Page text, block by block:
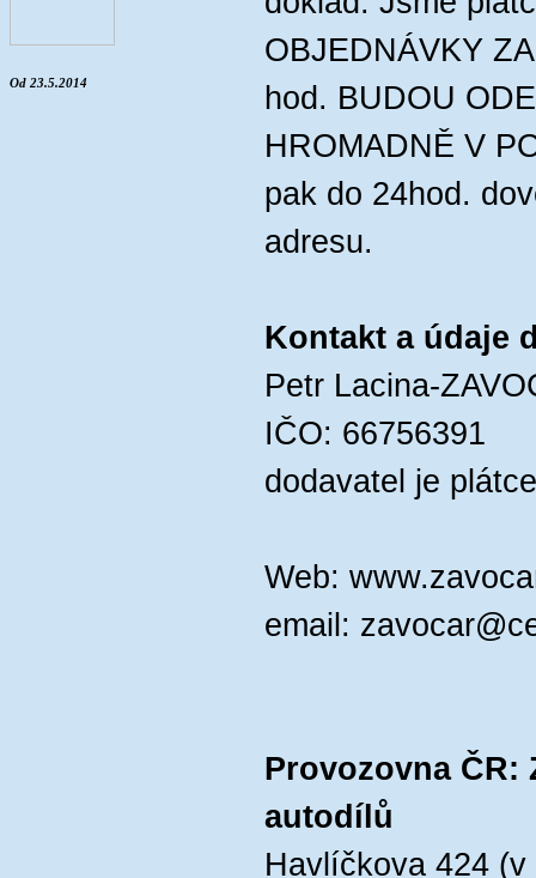
Od 23.5.2014
OBJEDNÁVKY
hod. BUDOU
HROMADNĚ V
pak do 24hod.
adresu.
Kontakt a údaje
Petr Lacina-
IČO: 66756391
dodavatel je
Web:
email:
Provozovna ČR:
autodílů
Havlíčkova 424